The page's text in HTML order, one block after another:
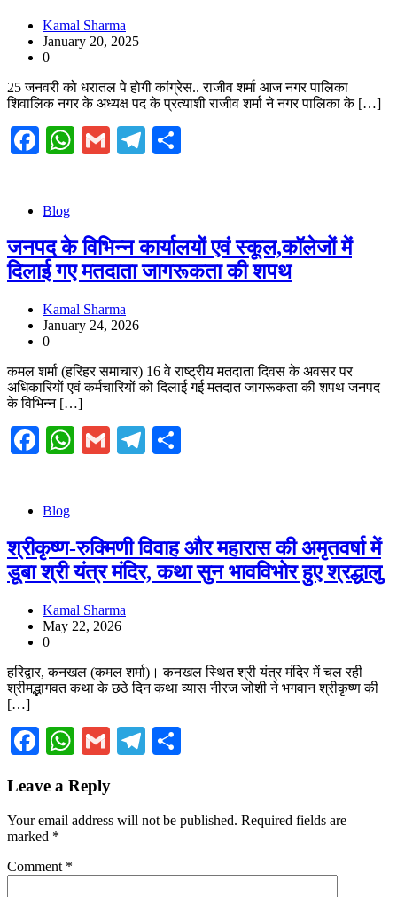
Kamal Sharma
January 20, 2025
0
25 जनवरी को धरातल पे होगी कांग्रेस.. राजीव शर्मा आज नगर पालिका
शिवालिक नगर के अध्यक्ष पद के प्रत्याशी राजीव शर्मा ने नगर पालिका के […]
Facebook
WhatsApp
GmailTelegram
Blog
जनपद के विभिन्न कार्यालयों एवं स्कूल,कॉलेजों में
दिलाई गए मतदाता जागरूकता की शपथ
Kamal Sharma
January 24, 2026
0
कमल शर्मा (हरिहर समाचार) 16 वे राष्ट्रीय मतदाता दिवस के अवसर पर
अधिकारियों एवं कर्मचारियों को दिलाई गई मतदात जागरूकता की शपथ जनपद
के विभिन्न […]
Facebook
WhatsApp
GmailTelegram
Blog
श्रीकृष्ण-रुक्मिणी विवाह और महारास की अमृतवर्षा में
डूबा श्री यंत्र मंदिर, कथा सुन भावविभोर हुए श्रद्धालु
Kamal Sharma
May 22, 2026
0
हरिद्वार, कनखल (कमल शर्मा)। कनखल स्थित श्री यंत्र मंदिर में चल रही
श्रीमद्भागवत कथा के छठे दिन कथा व्यास नीरज जोशी ने भगवान श्रीकृष्ण की
[…]
Facebook
WhatsApp
GmailTelegram
Leave a Reply
Your email address will not be published. Required fields are
marked *
Comment *